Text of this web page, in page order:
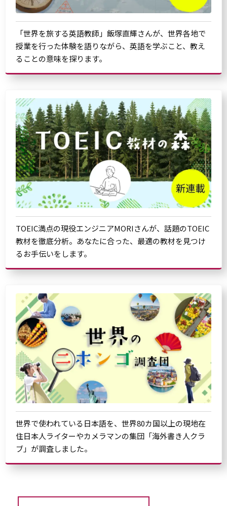
「世界を旅する英語教師」飯塚直輝さんが、世界各地で
授業を行った体験を語りながら、英語を学ぶこと、教え
ることの意味を探ります。
TOEIC満点の現役エンジニアMORIさんが、話題のTOEIC
教材を徹底分析。あなたに合った、最適の教材を見つけ
るお手伝いをします。
世界で使われている日本語を、世界80カ国以上の現地在
住日本人ライターやカメラマンの集団「海外書き人クラ
ブ」が調査しました。